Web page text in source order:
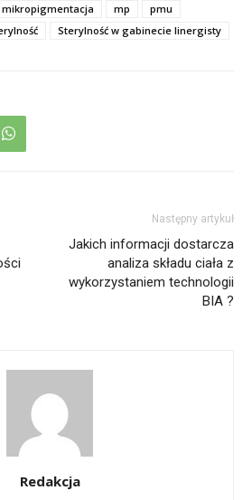
mikropigmentacja mp
pmu
Sterylność w gabinecie linergisty
Następny artykuł
Jakich informacji dostarcza
analiza składu ciała z
wykorzystaniem technologii
BIA ?
Redakcja